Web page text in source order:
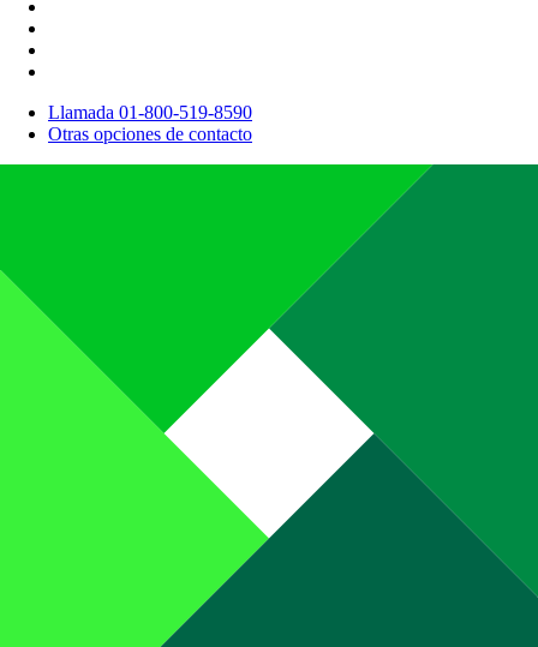
Llamada 01-800-519-8590
Otras opciones de contacto